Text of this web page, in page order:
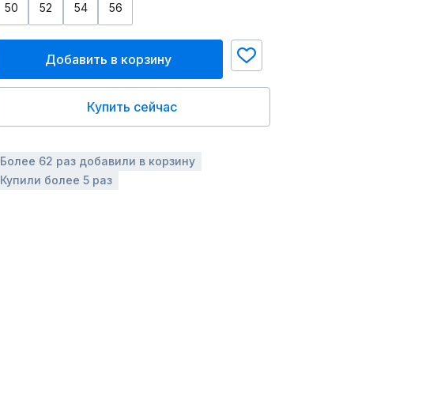
50 52 54 56
Добавить в корзину
Купить сейчас
Более 62 раз добавили в корзину
Купили более 5 раз